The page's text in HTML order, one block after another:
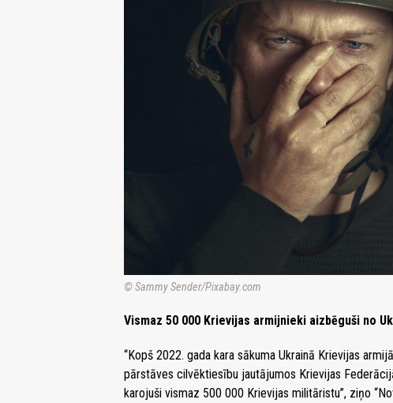
© Sammy Sender/Pixabay.com
Vismaz 50 000 Krievijas armijnieki aizbēguši no
“Kopš 2022. gada kara sākuma Ukrainā Krievijas armijā
pārstāves cilvēktiesību jautājumos Krievijas
karojuši vismaz 500 000 Krievijas militāristu”, ziņo